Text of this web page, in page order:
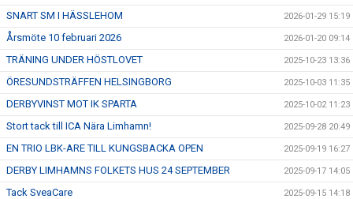
SNART SM I HÄSSLEHOM 2026-01-29 15:19
Årsmöte 10 februari 2026 2026-01-20 09:14
TRÄNING UNDER HÖSTLOVET 2025-10-23 13:36
ÖRESUNDSTRÄFFEN HELSINGBORG 2025-10-03 11:35
DERBYVINST MOT IK SPARTA 2025-10-02 11:23
Stort tack till ICA Nära Limhamn! 2025-09-28 20:49
EN TRIO LBK-ARE TILL KUNGSBACKA OPEN 2025-09-19 16:27
DERBY LIMHAMNS FOLKETS HUS 24 SEPTEMBER 2025-09-17 14:05
Tack SveaCare 2025-09-15 14:18